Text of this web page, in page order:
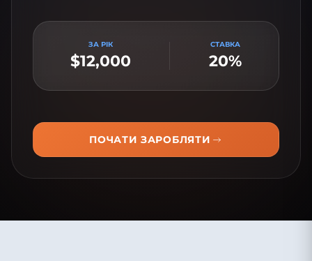
ЗА РІК
$12,000
СТАВКА
20%
ПОЧАТИ ЗАРОБЛЯТИ